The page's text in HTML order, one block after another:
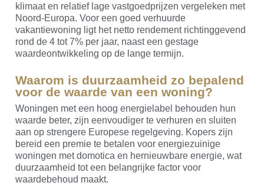
klimaat en relatief lage vastgoedprijzen vergeleken met
Noord-Europa. Voor een goed verhuurde
vakantiewoning ligt het netto rendement richtinggevend
rond de 4 tot 7% per jaar, naast een gestage
waardeontwikkeling op de lange termijn.
Waarom is duurzaamheid zo bepalend
voor de waarde van een woning?
Woningen met een hoog energielabel behouden hun
waarde beter, zijn eenvoudiger te verhuren en sluiten
aan op strengere Europese regelgeving. Kopers zijn
bereid een premie te betalen voor energiezuinige
woningen met domotica en hernieuwbare energie, wat
duurzaamheid tot een belangrijke factor voor
waardebehoud maakt.